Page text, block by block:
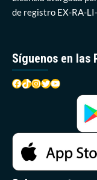
Catamarán
de registro EX-RA-
Síguenos en las
Facebook
TikTok
Instagram
Twitter
YouTube